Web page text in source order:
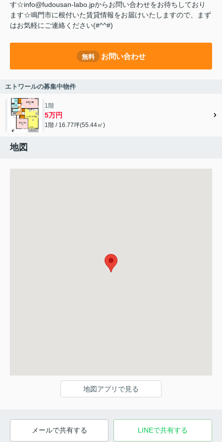
す☆info@fudousan-labo.jpからお問い合わせをお待ちしており
ます☆鳴門市に根付いた賃貸情報をお届けいたしますので、まず
はお気軽にご連絡ください(#^^#)
無料 お問い合わせ
エトワールの募集中物件
1階
5万円
1階 / 16.77坪(55.44㎡)
地図
地図アプリで見る
メールで共有する LINEで共有する